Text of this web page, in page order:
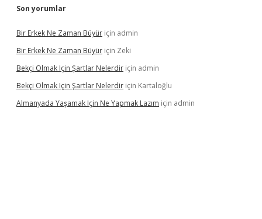
Son yorumlar
Bir Erkek Ne Zaman Büyür için admin
Bir Erkek Ne Zaman Büyür için Zeki
Bekçi Olmak Için Şartlar Nelerdir için admin
Bekçi Olmak Için Şartlar Nelerdir için Kartaloğlu
Almanyada Yaşamak Için Ne Yapmak Lazım için admin